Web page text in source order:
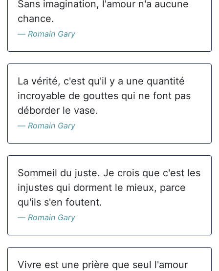
Sans imagination, l'amour n'a aucune
chance.
Romain Gary
La vérité, c'est qu'il y a une quantité
incroyable de gouttes qui ne font pas
déborder le vase.
Romain Gary
Sommeil du juste. Je crois que c'est les
injustes qui dorment le mieux, parce
qu'ils s'en foutent.
Romain Gary
Vivre est une prière que seul l'amour